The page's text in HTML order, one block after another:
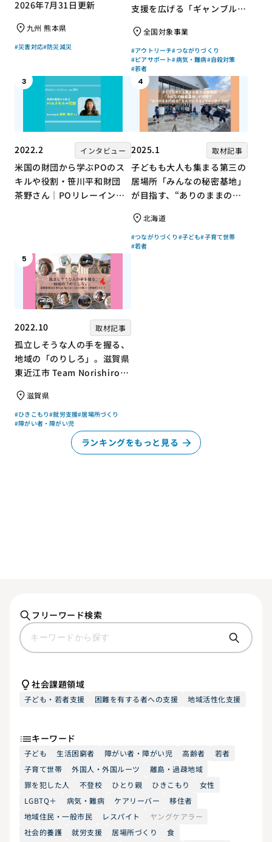
2026年7月31日更新
九州 熊本県
#災害対応#防災減災
支援を広げる「ギャンブル依
組み全国対象事業
#アウトリーチ#つながりづくり
#ピアサポート#病気・難病#自殺対策
#若者
3
2022.2 インタビュー
米国の財団から学ぶPOのス
キルや役割・笹川平和財団
茶野さん｜POリレーインタ
4
2025.1 取材記事
子どもも大人も集まる第三の
居場所「みんなの秘密基地」
が目指す、“ありのままの自
ィづくり
北海道
#つながりづくり #子ども#子育て世帯
#若者
5
2022.10 取材記事
孤立しそうな人の手を握る、
地域の「のりしろ」。滋賀県
東近江市 Team Norishiroの
滋賀県
#ひきこもり#就労支援#居場所づくり
#障がい者・障がい児
ランキングをもっと見る
フリーワード検索
社会課題領域
子ども・若者支援 困難を有する者への支援 地域活性化支援
キーワード
子ども 生活困窮者 障がい者・障がい児 高齢者
若者
子育て世帯
外国人・外国ルーツ
離島・過疎地域
罪を犯した人
不登校 ひとり親 ひきこもり
女性
LGBTQ＋
病気・難病 ケアリーバー
移住者
地域住民・一般市民
レスパイト
ヤングケアラー
社会的養護
就労支援 居場所づくり
食